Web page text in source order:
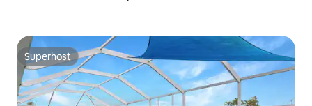
Superhost
Superhost